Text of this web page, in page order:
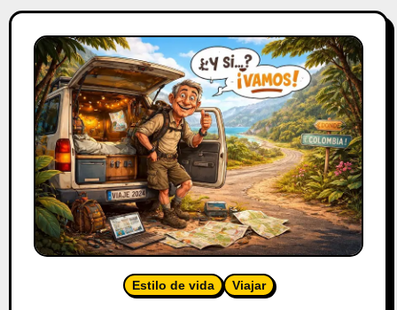
Estilo de vida Viajar